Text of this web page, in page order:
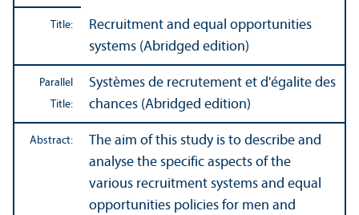
Title:
Recruitment and equal opportunities
systems (Abridged edition)
Parallel
Title:
Systèmes de recrutement et d'égalite des
chances (Abridged edition)
Abstract:
The aim of this study is to describe and
analyse the specific aspects of the
various recruitment systems and equal
opportunities policies for men and